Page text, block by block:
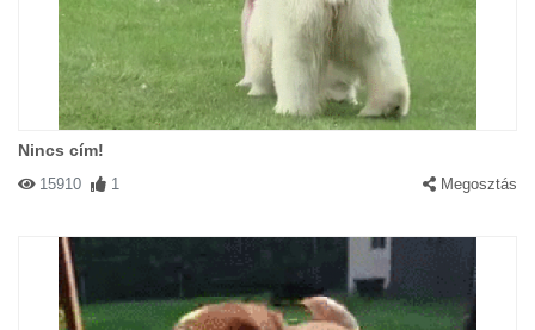
Nincs cím!
15910 1 Megosztás